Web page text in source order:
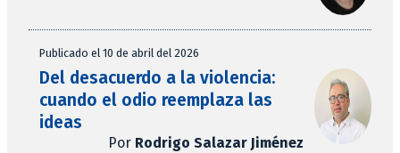
Publicado el 10 de abril del 2026
Del desacuerdo a la violencia:
cuando el odio reemplaza las
ideas
Por Rodrigo Salazar Jiménez